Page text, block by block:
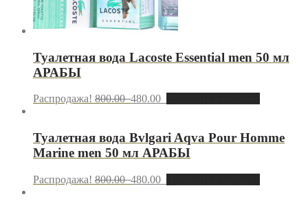
Туалетная вода Lacoste Essential men 50 мл
АРАБЫ
Распродажа! 800.00480.00
Туалетная вода Bvlgari Aqva Pour Homme
Marine men 50 мл АРАБЫ
Распродажа! 800.00480.00